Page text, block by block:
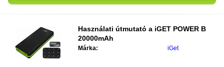
Használati útmutató a iGET POWER B
20000mAh
Márka: iGet